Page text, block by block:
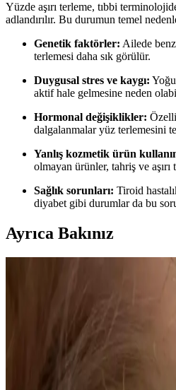
Yüzde aşırı terleme, tıbbi
adlandırılır. Bu durumun temel
Genetik faktörler: Ailede
terlemesi daha sık görülür.
Duygusal stres ve kaygı:
aktif hale gelmesine neden
Hormonal değişiklikler:
dalgalanmalar yüz terlemesini
Yanlış kozmetik ürün
olmayan ürünler, tahriş ve aşırı
Sağlık sorunları: Tiroid
diyabet gibi durumlar da bu
Ayrıca Bakınız
Açık Renkli İnce Giysilerde
Etkili Çözüm Yöntemleri
Açık renkli ve ince giysilerde ter
sorunlarına yol açar. Klinik
kumaşlar terlemeyi azaltmada önemli
Tereson El, Ayak ve Koltuk